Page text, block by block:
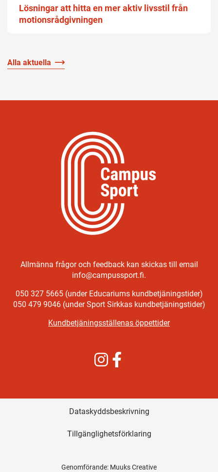
Lösningar att hitta en mer aktiv livsstil från
motionsrådgivningen
Alla aktuella
Allmänna frågor och feedback kan skickas till email
info@campussport.fi.
050 327 5665 (under Educariums kundbetjäningstider)
050 479 9046 (under Sport Sirkkas kundbetjäningstider)
Kundbetjäningsställenas öppettider
Instagram
Dataskyddsbeskrivning
Tillgänglighetsförklaring
Genomförande: Muuks Creative